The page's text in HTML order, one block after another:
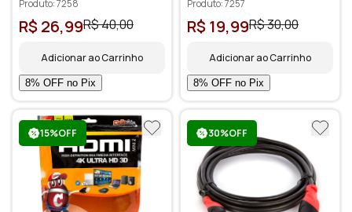
metros - Cirilo Cabos
Produto: 7258
R$ 26,99R$ 40,00
Adicionar ao Carrinho
metros - Cirilo Cabos
Produto: 7257
R$ 19,99R$ 30,00
Adicionar ao Carrinho
15%OFF 30%OFF